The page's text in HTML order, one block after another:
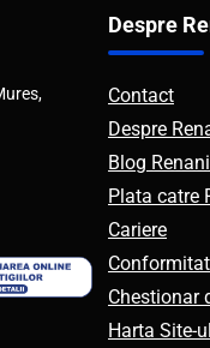
Despre
Contact
Despre
Blog
Plata catre
Cariere
Chestionar
Harta Site-